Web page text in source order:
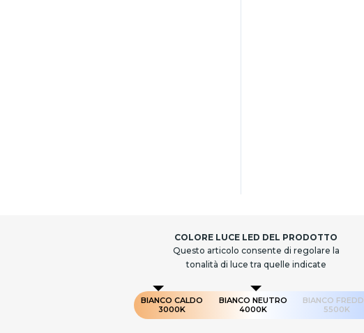
COLORE LUCE LED DEL PRODOTTO
Questo articolo consente di regolare la
tonalità di luce tra quelle indicate
BIANCO CALDO
3000K
BIANCO NEUTRO
4000K
BIANCO
5500K